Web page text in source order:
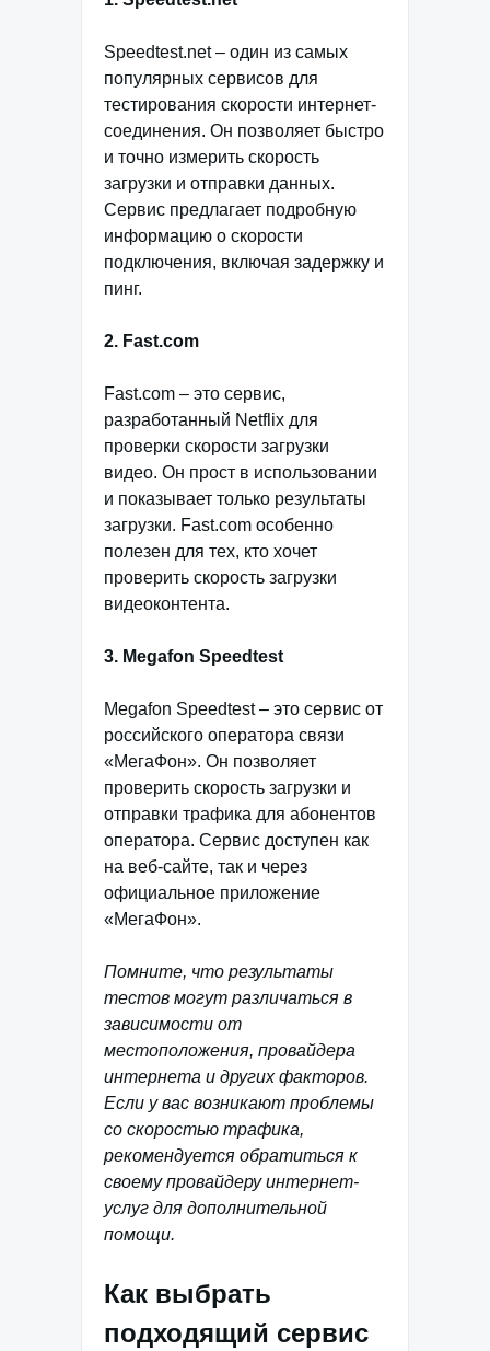
Speedtest.net – один из самых
популярных сервисов для
тестирования скорости интернет-
соединения. Он позволяет быстро
и точно измерить скорость
загрузки и отправки данных.
Сервис предлагает подробную
информацию о скорости
подключения, включая задержку и
пинг.
2. Fast.com
Fast.com – это сервис,
разработанный Netflix для
проверки скорости загрузки
видео. Он прост в использовании
и показывает только результаты
загрузки. Fast.com особенно
полезен для тех, кто хочет
проверить скорость загрузки
видеоконтента.
3. Megafon Speedtest
Megafon Speedtest – это сервис от
российского оператора связи
«МегаФон». Он позволяет
проверить скорость загрузки и
отправки трафика для абонентов
оператора. Сервис доступен как
на веб-сайте, так и через
официальное приложение
«МегаФон».
Помните, что результаты
тестов могут различаться в
зависимости от
местоположения, провайдера
интернета и других факторов.
Если у вас возникают проблемы
со скоростью трафика,
рекомендуется обратиться к
своему провайдеру интернет-
услуг для дополнительной
помощи.
Как выбрать
подходящий сервис